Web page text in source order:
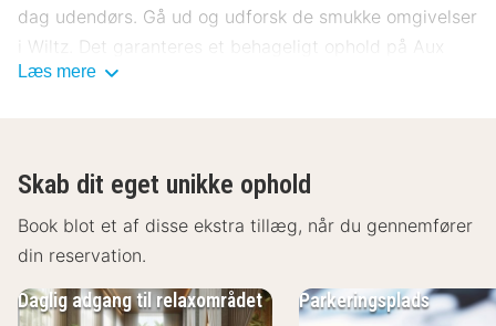
dag udendørs. Gå ud og udforsk de smukke omgivelser
i Wiltz. Det garanteres et behageligt ophold på Aux
Tanneries de Wiltz.
Læs mere
Skab dit eget unikke ophold
Book blot et af disse ekstra tillæg, når du gennemfører
din reservation.
Daglig adgang til relaxområdet Parkeringsplads